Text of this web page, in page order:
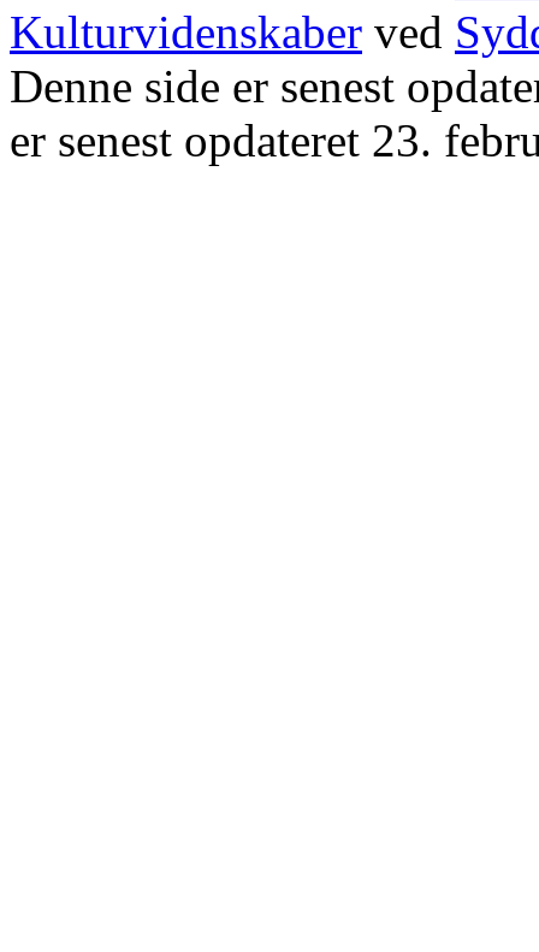
Kulturvidenskaber ved
Denne side er senest
er senest opdateret 23.